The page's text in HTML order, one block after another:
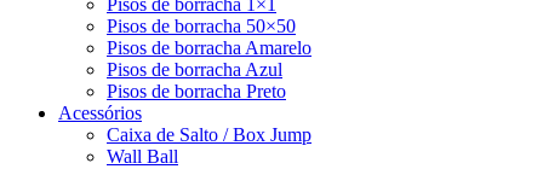
Pisos de borracha 1×1
Pisos de borracha 50×50
Pisos de borracha Amarelo
Pisos de borracha Azul
Pisos de borracha Preto
Acessórios
Caixa de Salto / Box Jump
Wall Ball